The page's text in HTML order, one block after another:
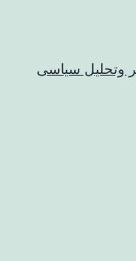
وتحلیل سیاسی